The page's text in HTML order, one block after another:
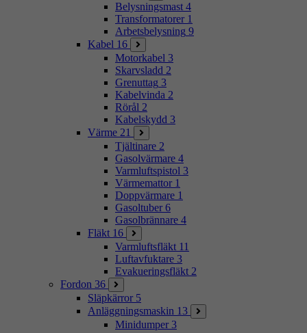
Belysningsmast 4
Transformatorer 1
Arbetsbelysning 9
Kabel 16
Motorkabel 3
Skarvsladd 2
Grenuttag 3
Kabelvinda 2
Rörål 2
Kabelskydd 3
Värme 21
Tjältinare 2
Gasolvärmare 4
Varmluftspistol 3
Värmemattor 1
Doppvärmare 1
Gasoltuber 6
Gasolbrännare 4
Fläkt 16
Varmluftsfläkt 11
Luftavfuktare 3
Evakueringsfläkt 2
Fordon 36
Släpkärror 5
Anläggningsmaskin 13
Minidumper 3